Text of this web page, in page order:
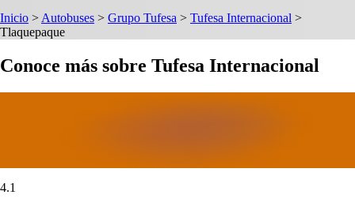
Inicio > Autobuses > Grupo Tufesa > Tufesa Internacional >
Tlaquepaque
Conoce más sobre Tufesa Internacional
4.1